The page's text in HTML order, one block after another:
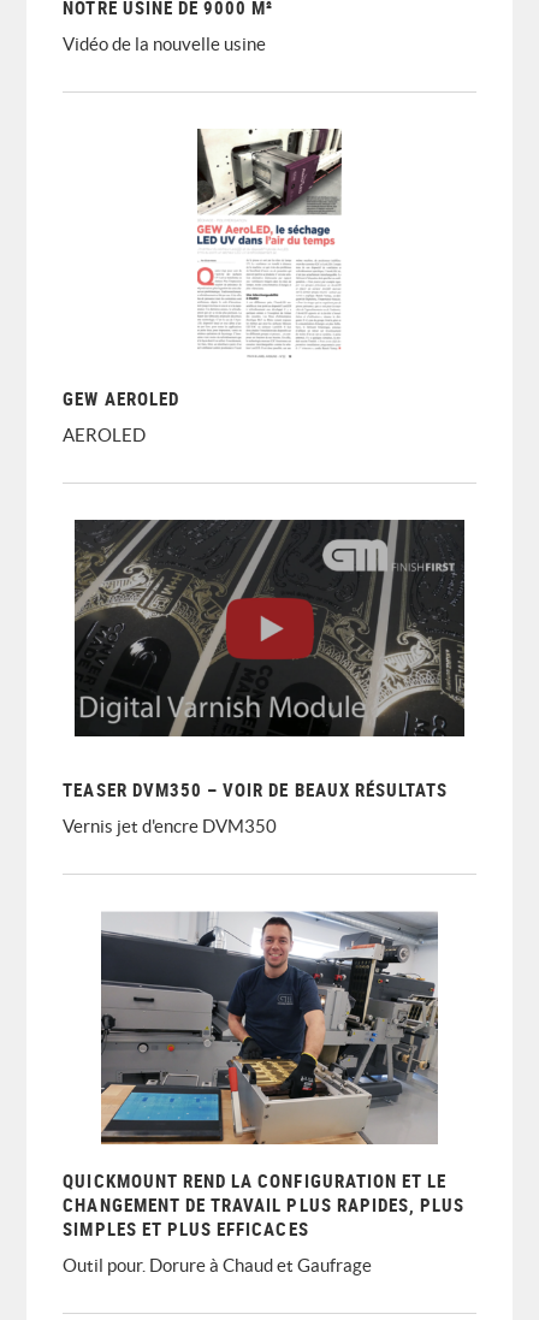
NOTRE USINE DE 9000 M²
Vidéo de la nouvelle usine
GEW AEROLED
AEROLED
TEASER DVM350 – VOIR DE BEAUX RÉSULTATS
Vernis jet d'encre DVM350
QUICKMOUNT REND LA CONFIGURATION ET LE
CHANGEMENT DE TRAVAIL PLUS RAPIDES, PLUS
SIMPLES ET PLUS EFFICACES
Outil pour. Dorure à Chaud et Gaufrage